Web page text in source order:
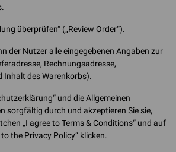
überprüfen“ („Review Order“).
der Nutzer alle eingegebenen Angaben zur
Rechnungsadresse,
Inhalt des Warenkorbs).
und die Allgemeinen
sorgfältig durch und akzeptieren Sie sie,
„I agree to Terms & Conditions“ und auf
the Privacy Policy“ klicken.